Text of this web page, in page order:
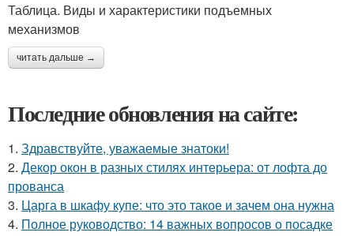
Таблица. Виды и характеристики подъемных
механизмов
читать дальше →
Последние обновления на сайте:
1. Здравствуйте, уважаемые знатоки!
2. Декор окон в разных стилях интерьера: от лофта до
прованса
3. Царга в шкафу купе: что это такое и зачем она нужна
4. Полное руководство: 14 важных вопросов о посадке